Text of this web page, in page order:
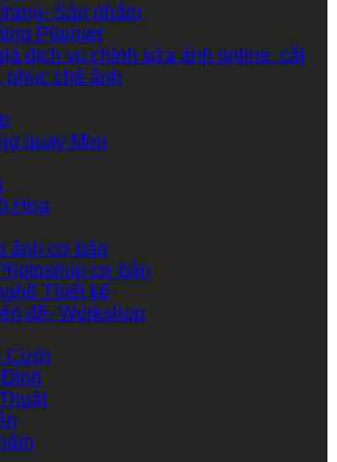
Sản phẩm
Planner
dịch vụ chỉnh sửa ảnh online, cắt
phục chế ảnh
quay Mini
Họa
ảnh cơ bản
cơ bản
Thiết kế
đề- Workshop
Cưới